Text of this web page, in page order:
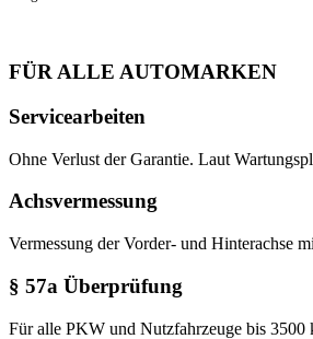
FÜR ALLE AUTOMARKEN
Servicearbeiten
Ohne Verlust der Garantie. Laut
Achsvermessung
Vermessung der Vorder- und Hinterachse
§ 57a Überprüfung
Für alle PKW und Nutzfahrzeuge bis 3500